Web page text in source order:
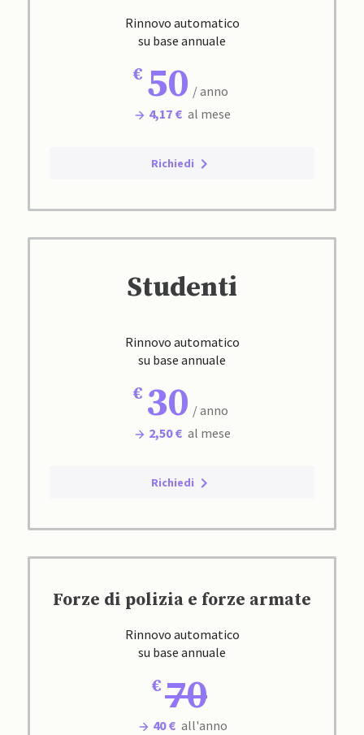
Rinnovo automatico
su base annuale
50 / anno
4,17 € al mese
Richiedi
Studenti
Rinnovo automatico
su base annuale
30 / anno
2,50 € al mese
Richiedi
Forze di polizia e forze armate
Rinnovo automatico
su base annuale
70
40 € all'anno